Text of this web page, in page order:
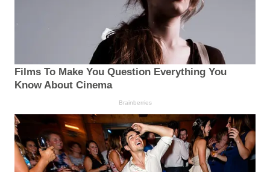
Films To Make You Question Everything You
Know About Cinema
Brainberries